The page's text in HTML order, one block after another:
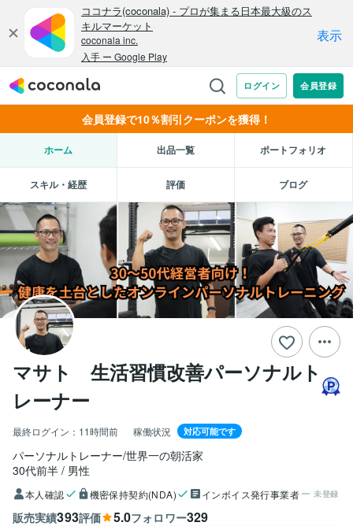
会員登録で10％割引クーポンを獲得！
ホーム 出品一覧 ポートフォリオ
スキル・経歴 評価 ブログ
マサト 生活習慣改善パーソナルト
レーナー
最終ログイン： 11時間前 稼働状況 対応可能です
パーソナルトレーナー/世界一の朝活家
30代前半
男性
本人確認 機密保持契約(NDA) インボイス発行事業者 未登録
販売実績393評価 5.0フォロワー329